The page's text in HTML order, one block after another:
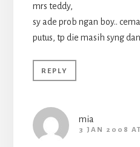
mrs teddy,
sy ade prob ngan boy..
putus, tp die masih syng
REPLY
mia
3 JAN 2008